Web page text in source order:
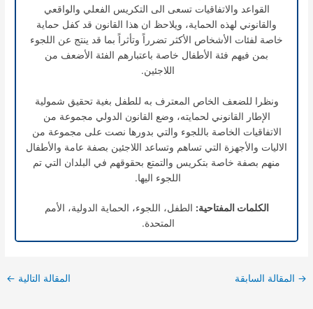
القواعد والاتفاقيات تسعى الى التكريس الفعلي والواقعي
والقانوني لهذه الحماية، ويلاحظ ان هذا القانون قد كفل حماية
خاصة لفئات الأشخاص الأكثر تضرراً وتأثراً بما قد ينتج عن اللجوء
بمن فيهم فئة الأطفال خاصة باعتبارهم الفئة الأضعف من
اللاجئين.
ونظرا للضعف الخاص المعترف به للطفل بغية تحقيق شمولية
الإطار القانوني لحمايته، وضع القانون الدولي مجموعة من
الاتفاقيات الخاصة باللجوء والتي بدورها نصت على مجموعة من
الاليات والأجهزة التي تساهم وتساعد اللاجئين بصفة عامة والأطفال
منهم بصفة خاصة بتكريس والتمتع بحقوقهم في البلدان التي تم
اللجوء اليها.
الكلمات المفتاحية: الطفل، اللجوء، الحماية الدولية، الأمم
المتحدة.
→ المقالة السابقة المقالة التالية ←